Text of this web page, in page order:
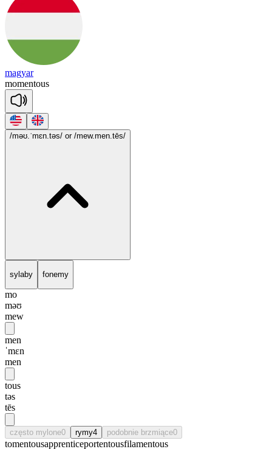
magyar
momentous
/məʊ.ˈmɛn.təs/ or /mew.men.tēs/
sylaby fonemy
mo
məʊ
mew
men
ˈmɛn
men
tous
təs
tēs
często mylone0 rymy4 podobnie brzmiące0
tomentousapprenticeportentousfilamentous